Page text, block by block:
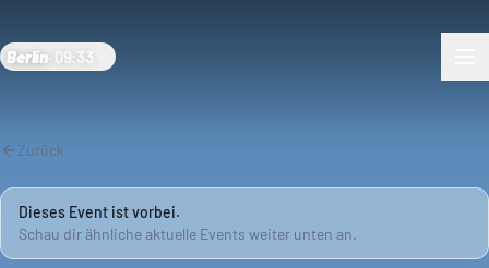
Berlin 09:33
Zurück
Dieses Event ist vorbei.
Schau dir ähnliche aktuelle Events weiter unten an.